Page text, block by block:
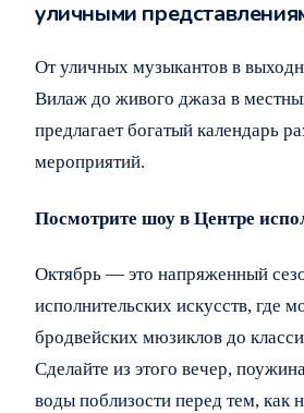
уличными
От уличных музыкантов в
Вилаж до живого джаза в
предлагает богатый календарь
мероприятий.
Посмотрите шоу в Центре
Октябрь — это напряженный
исполнительских искусств, где
бродвейских мюзиклов до
Сделайте из этого вечер,
воды поблизости перед тем, как